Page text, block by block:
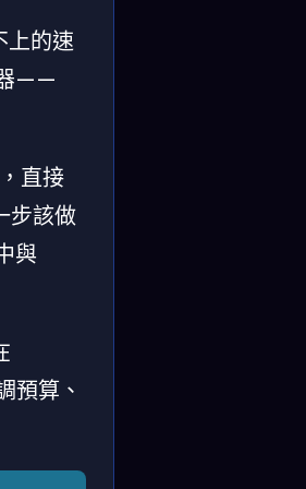
上的速
器——
直接
步該做
與
預算、